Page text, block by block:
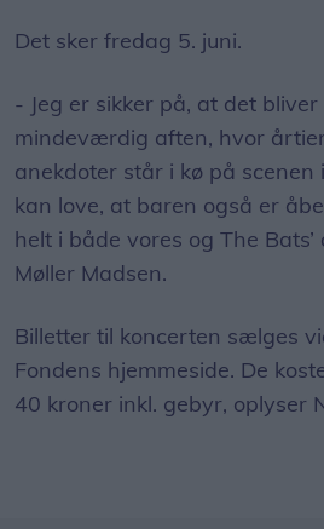
Det sker fredag 5. juni.
- Jeg er sikker på, at det
mindeværdig aften, hvor
anekdoter står i kø på scenen
kan love, at baren også er
helt i både vores og The
Møller Madsen.
Billetter til koncerten sælges
Fondens hjemmeside. De
40 kroner inkl. gebyr, oplyser